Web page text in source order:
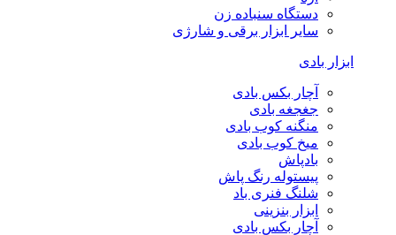
دستگاه سنباده زن
سایر ابزار برقی و شارژی
ابزار بادی
آچار بکس بادی
جغجغه بادی
منگنه کوب بادی
میخ کوب بادی
بادپاش
پیستوله رنگ پاش
شلنگ فنری باد
ابزار بنزینی
آچار بکس بادی